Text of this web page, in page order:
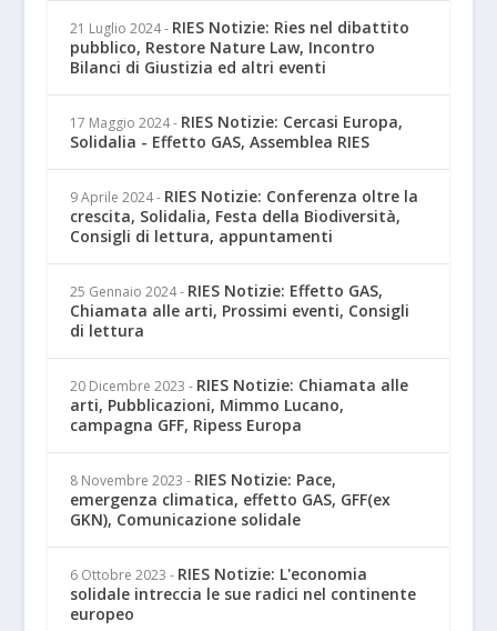
21 Luglio 2024 - RIES Notizie: Ries nel dibattito
pubblico, Restore Nature Law, Incontro
Bilanci di Giustizia ed altri eventi
17 Maggio 2024 - RIES Notizie: Cercasi Europa,
Solidalia - Effetto GAS, Assemblea RIES
9 Aprile 2024 - RIES Notizie: Conferenza oltre la
crescita, Solidalia, Festa della Biodiversità,
Consigli di lettura, appuntamenti
25 Gennaio 2024 - RIES Notizie: Effetto GAS,
Chiamata alle arti, Prossimi eventi, Consigli
di lettura
20 Dicembre 2023 - RIES Notizie: Chiamata alle
arti, Pubblicazioni, Mimmo Lucano,
campagna GFF, Ripess Europa
8 Novembre 2023 - RIES Notizie: Pace,
emergenza climatica, effetto GAS, GFF(ex
GKN), Comunicazione solidale
6 Ottobre 2023 - RIES Notizie: L'economia
solidale intreccia le sue radici nel continente
europeo